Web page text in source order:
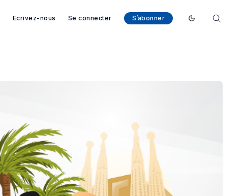
Ecrivez-nous Se connecter S’abonner
Enable dark mode